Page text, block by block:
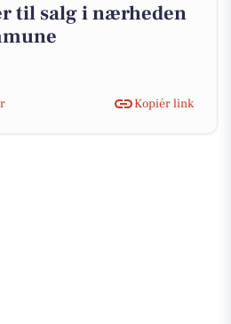
til salg i nærheden
Kopiér link